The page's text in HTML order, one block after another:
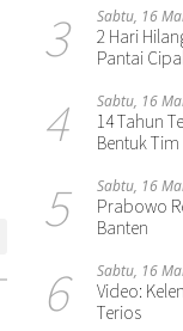
3 Sabtu, 16
2 Hari
Pantai
4 Sabtu, 16
14 Tahun
Bentuk
5 Sabtu, 16
Prabowo
Banten
6 Sabtu, 16
Video:
Terios